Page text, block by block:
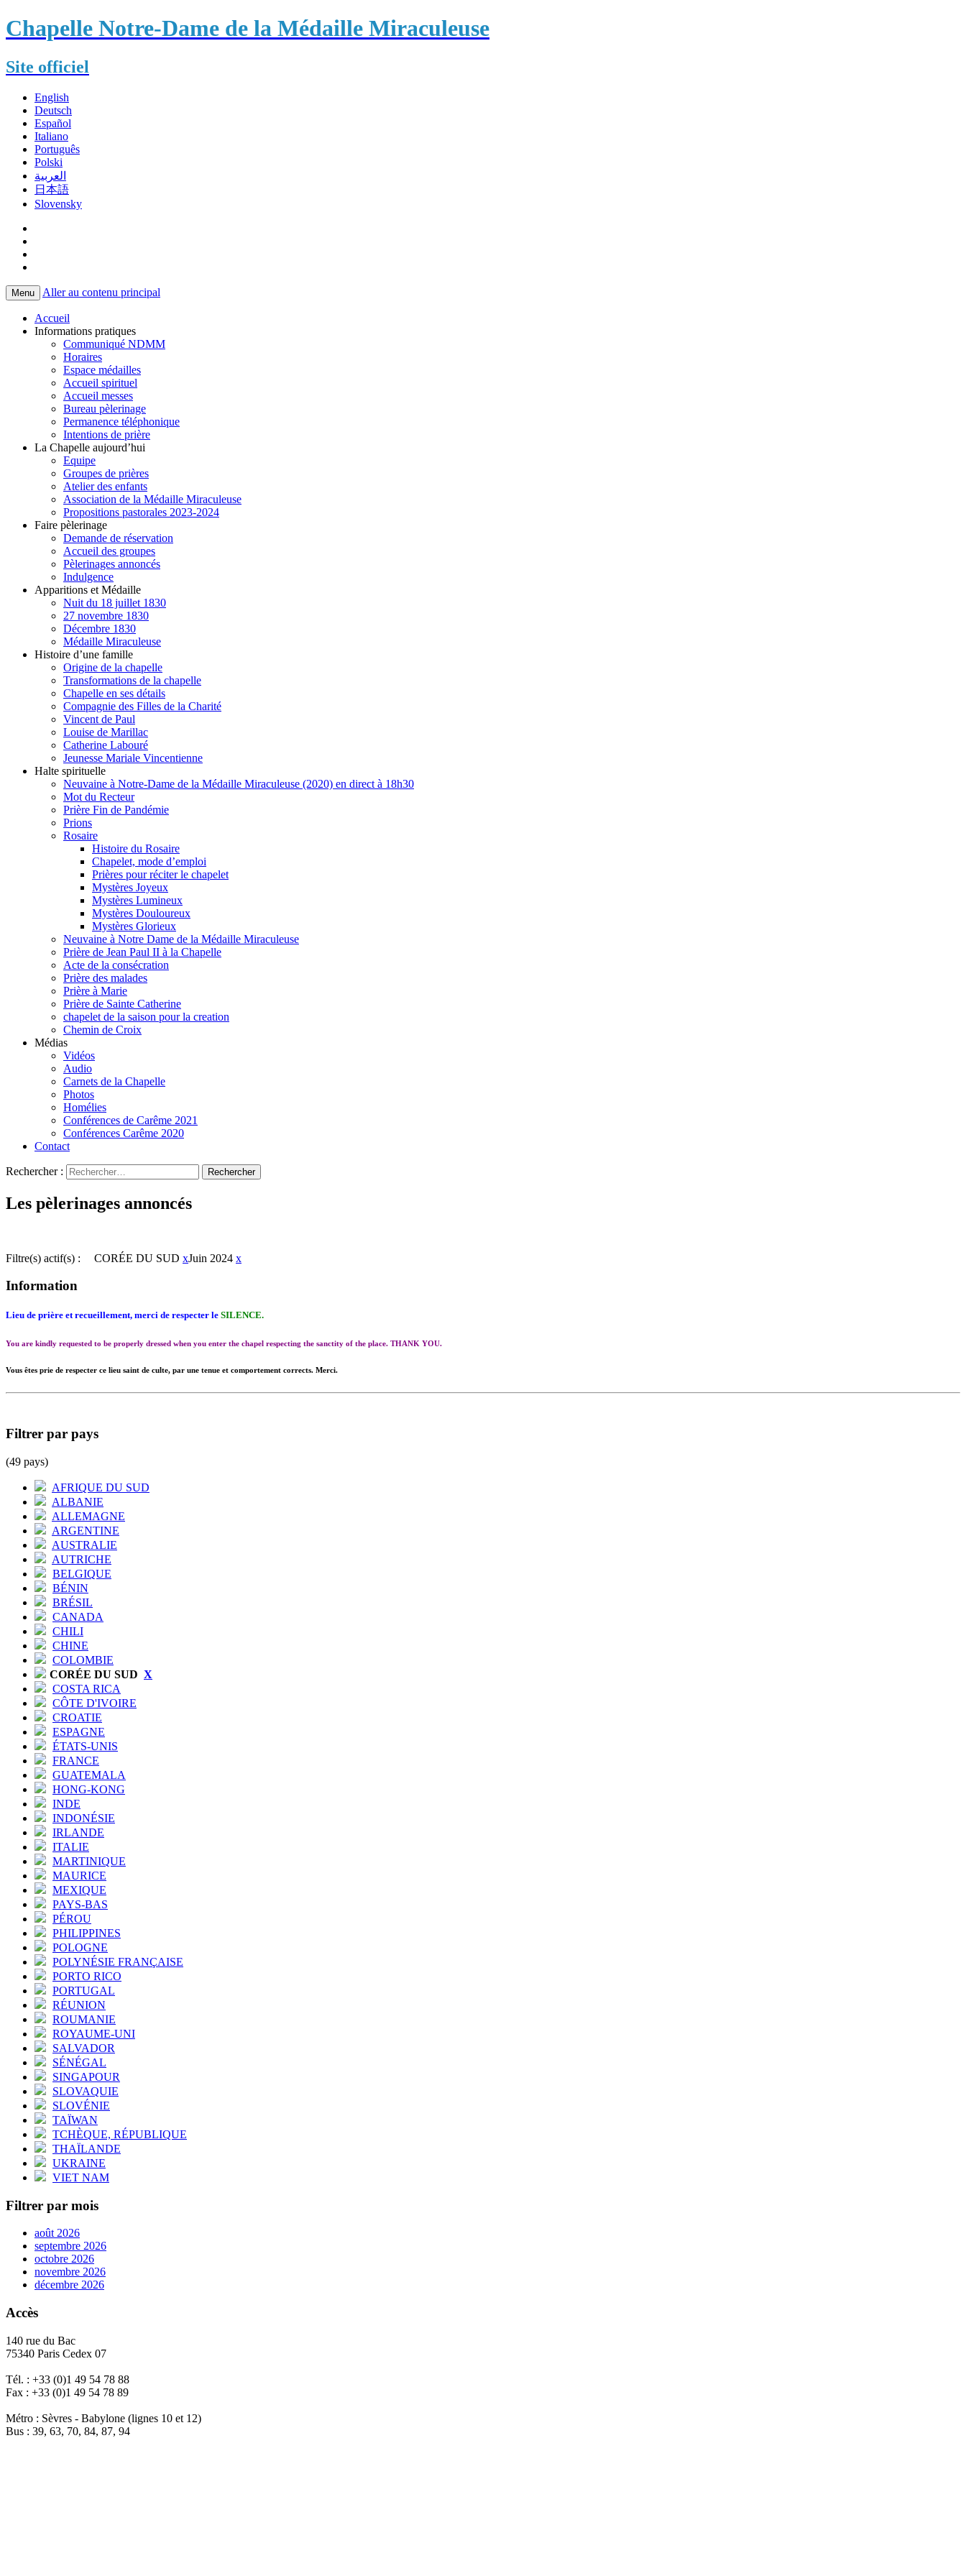
Chapelle Notre-Dame de la Médaille Miraculeuse
Site officiel
English
Deutsch
Español
Italiano
Português
Polski
العربية
日本語
Slovensky
Menu Aller au contenu principal
Accueil
Informations pratiques
Communiqué NDMM
Horaires
Espace médailles
Accueil spirituel
Accueil messes
Bureau pèlerinage
Permanence téléphonique
Intentions de prière
La Chapelle aujourd’hui
Equipe
Groupes de prières
Atelier des enfants
Association de la Médaille Miraculeuse
Propositions pastorales 2023-2024
Faire pèlerinage
Demande de réservation
Accueil des groupes
Pèlerinages annoncés
Indulgence
Apparitions et Médaille
Nuit du 18 juillet 1830
27 novembre 1830
Décembre 1830
Médaille Miraculeuse
Histoire d’une famille
Origine de la chapelle
Transformations de la chapelle
Chapelle en ses détails
Compagnie des Filles de la Charité
Vincent de Paul
Louise de Marillac
Catherine Labouré
Jeunesse Mariale Vincentienne
Halte spirituelle
Neuvaine à Notre-Dame de la Médaille Miraculeuse (2020) en direct à 18h30
Mot du Recteur
Prière Fin de Pandémie
Prions
Rosaire
Histoire du Rosaire
Chapelet, mode d’emploi
Prières pour réciter le chapelet
Mystères Joyeux
Mystères Lumineux
Mystères Douloureux
Mystères Glorieux
Neuvaine à Notre Dame de la Médaille Miraculeuse
Prière de Jean Paul II à la Chapelle
Acte de la consécration
Prière des malades
Prière à Marie
Prière de Sainte Catherine
chapelet de la saison pour la creation
Chemin de Croix
Médias
Vidéos
Audio
Carnets de la Chapelle
Photos
Homélies
Conférences de Carême 2021
Conférences Carême 2020
Contact
Rechercher :
Les pèlerinages annoncés
Filtre(s) actif(s) : CORÉE DU SUD xJuin 2024 x
Information
Lieu de prière et recueillement, merci de respecter le SILENCE.
You are kindly requested to be properly dressed when you enter the chapel respecting the sanctity of the place. THANK YOU.
Vous êtes prie de respecter ce lieu saint de culte, par une tenue et comportement corrects. Merci.
Filtrer par pays
(49 pays)
AFRIQUE DU SUD
ALBANIE
ALLEMAGNE
ARGENTINE
AUSTRALIE
AUTRICHE
BELGIQUE
BÉNIN
BRÉSIL
CANADA
CHILI
CHINE
COLOMBIE
CORÉE DU SUD X
COSTA RICA
CÔTE D'IVOIRE
CROATIE
ESPAGNE
ÉTATS-UNIS
FRANCE
GUATEMALA
HONG-KONG
INDE
INDONÉSIE
IRLANDE
ITALIE
MARTINIQUE
MAURICE
MEXIQUE
PAYS-BAS
PÉROU
PHILIPPINES
POLOGNE
POLYNÉSIE FRANÇAISE
PORTO RICO
PORTUGAL
RÉUNION
ROUMANIE
ROYAUME-UNI
SALVADOR
SÉNÉGAL
SINGAPOUR
SLOVAQUIE
SLOVÉNIE
TAÏWAN
TCHÈQUE, RÉPUBLIQUE
THAÏLANDE
UKRAINE
VIET NAM
Filtrer par mois
août 2026
septembre 2026
octobre 2026
novembre 2026
décembre 2026
Accès
140 rue du Bac
75340 Paris Cedex 07
Tél. : +33 (0)1 49 54 78 88
Fax : +33 (0)1 49 54 78 89
Métro : Sèvres - Babylone (lignes 10 et 12)
Bus : 39, 63, 70, 84, 87, 94